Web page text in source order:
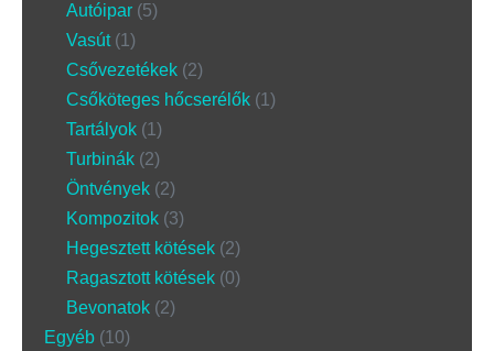
Autóipar 5
Vasút 1
Csővezetékek 2
Csőköteges hőcserélők 1
Tartályok 1
Turbinák 2
Öntvények 2
Kompozitok 3
Hegesztett kötések 2
Ragasztott kötések 0
Bevonatok 2
Egyéb 10